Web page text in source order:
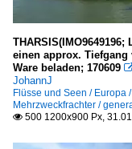
THARSIS(IMO9649196;
einen approx.
Ware beladen; 170609
JohannJ
Flüsse und Seen / Europa
Mehrzweckfrachter /
 500 1200x900 Px,